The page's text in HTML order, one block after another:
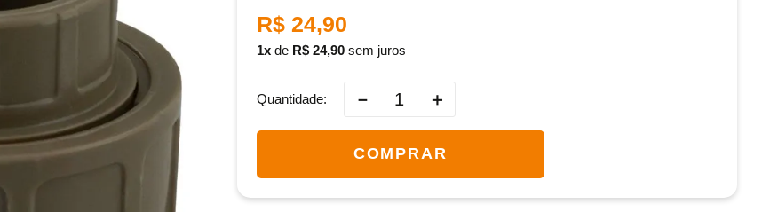
R$ 24,90
1 de R$ 24,90sem juros
Quantidade ＋
－
COMPRAR